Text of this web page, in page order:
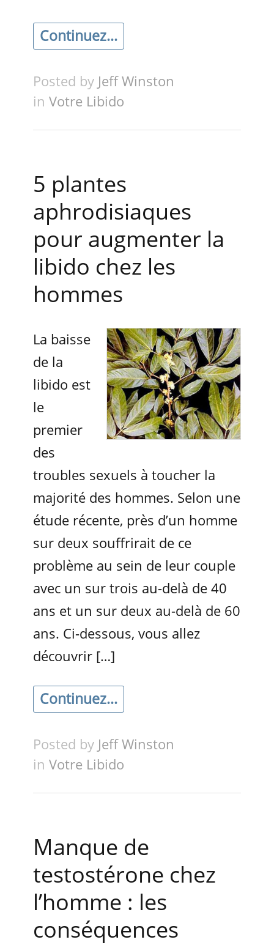
Continuez...
Posted by Jeff Winston
in Votre Libido
5 plantes
aphrodisiaques
pour augmenter la
libido chez les
hommes
La baisse
de la
libido est
le
premier
des
troubles sexuels à toucher la
majorité des hommes. Selon une
étude récente, près d’un homme
sur deux souffrirait de ce
problème au sein de leur couple
avec un sur trois au-delà de 40
ans et un sur deux au-delà de 60
ans. Ci-dessous, vous allez
découvrir […]
Continuez...
Posted by Jeff Winston
in Votre Libido
Manque de
testostérone chez
l’homme : les
conséquences